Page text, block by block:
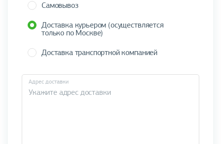
Самовывоз
Доставка курьером (осуществляется
только по Москве)
Доставка транспортной компанией
Адрес доставки